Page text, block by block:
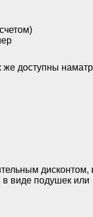
доступны
дисконтом,
в виде подушек или